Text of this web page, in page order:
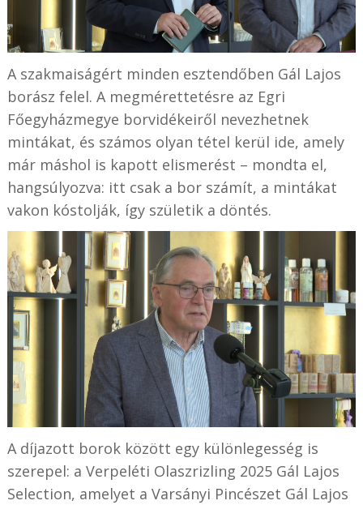
A szakmaiságért minden esztendőben Gál Lajos
borász felel. A megmérettetésre az Egri
Főegyházmegye borvidékeiről nevezhetnek
mintákat, és számos olyan tétel kerül ide, amely
már máshol is kapott elismerést – mondta el,
hangsúlyozva: itt csak a bor számít, a mintákat
vakon kóstolják, így születik a döntés.
A díjazott borok között egy különlegesség is
szerepel: a Verpeléti Olaszrizling 2025 Gál Lajos
Selection, amelyet a Varsányi Pincészet Gál Lajos